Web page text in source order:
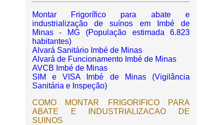
Montar Frigorífico para abate e
industrialização de suínos em Imbé de
Minas - MG (População estimada 6.823
habitantes)
Alvará Sanitário Imbé de Minas
Alvará de Funcionamento Imbé de Minas
AVCB Imbé de Minas
SIM e VISA Imbé de Minas (Vigilância
Sanitária e Inspeção)
COMO MONTAR FRIGORIFICO PARA
ABATE E INDUSTRIALIZACAO DE
SUINOS